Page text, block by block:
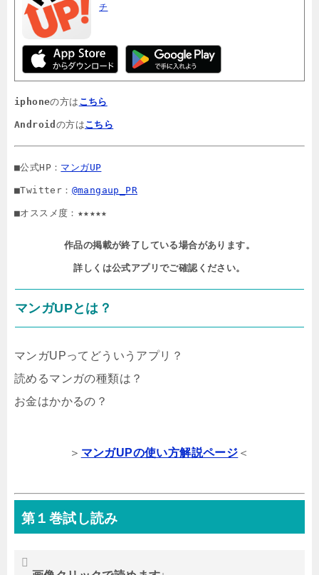
チ
iphoneの方は こちら
Android の方はこちら
■公式HP： マンガUP
■Twitter： @mangaup_PR
■オススメ度：★★★★★
作品の掲載が終了している場合があります。
詳しくは公式アプリでご確認ください。
マンガUPとは？
マンガUPってどういうアプリ？
読めるマンガの種類は？
お金はかかるの？
＞ マンガUPの使い方解説ページ ＜
第１巻試し読み